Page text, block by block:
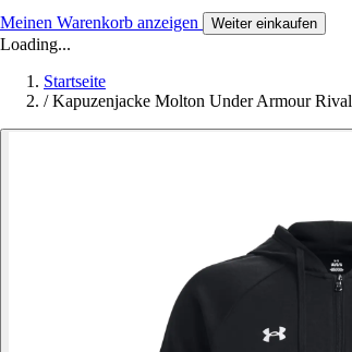
Meinen Warenkorb anzeigen Weiter einkaufen
Loading...
Startseite
/ Kapuzenjacke Molton Under Armour Rival